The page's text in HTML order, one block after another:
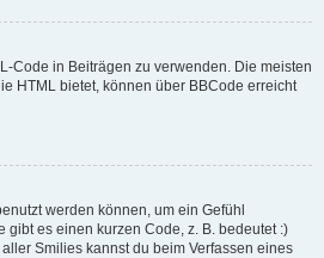
Code in Beiträgen zu verwenden. Die meisten
HTML bietet, können über BBCode erreicht
werden können, um ein Gefühl
gibt es einen kurzen Code, z. B. bedeutet :)
Smilies kannst du beim Verfassen eines